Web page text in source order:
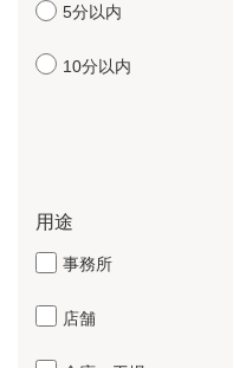
5分以内
10分以内
用途
事務所
店舗